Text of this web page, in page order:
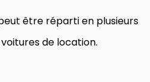
être réparti en plusieurs
de location.